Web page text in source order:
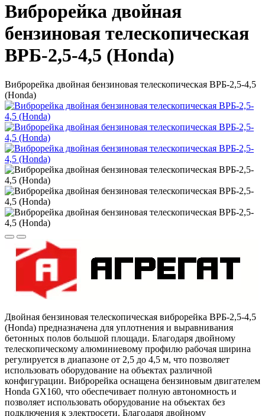
Виброрейка двойная
бензиновая телескопическая
ВРБ-2,5-4,5 (Honda)
Виброрейка двойная бензиновая телескопическая ВРБ-2,5-4,5
(Honda)
Двойная бензиновая телескопическая виброрейка ВРБ-2,5-4,5
(Honda) предназначена для уплотнения и выравнивания
бетонных полов большой площади. Благодаря двойному
телескопическому алюминиевому профилю рабочая ширина
регулируется в диапазоне от 2,5 до 4,5 м, что позволяет
использовать оборудование на объектах различной
конфигурации. Виброрейка оснащена бензиновым двигателем
Honda GX160, что обеспечивает полную автономность и
позволяет использовать оборудование на объектах без
подключения к электросети. Благодаря двойному